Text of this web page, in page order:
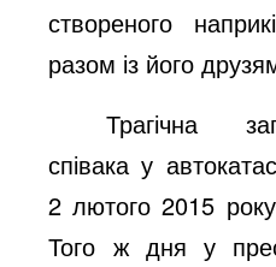
створеного
разом із його
Трагічна
співака у
2 лютого 2015
Того ж дня у